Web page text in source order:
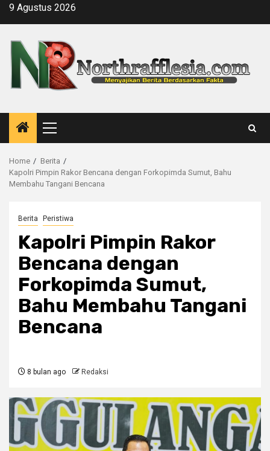
Skip9 Agustus 2026
Primary
Menu
Home
Berita
Kapolri Pimpin Rakor Bencana dengan Forkopimda Sumut, Bahu
Membahu Tangani Bencana
Berita Peristiwa
Kapolri Pimpin Rakor
Bencana dengan
Forkopimda Sumut,
Bahu Membahu Tangani
Bencana
8 bulan ago Redaksi